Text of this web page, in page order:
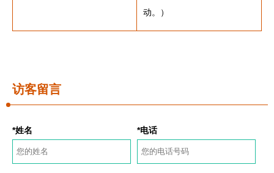
动。）
访客留言
*姓名 *电话